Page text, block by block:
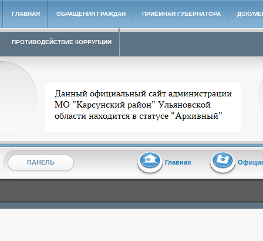
ГЛАВНАЯ ОБРАЩЕНИЯ ГРАЖДАН ПРИЕМНАЯ ГУБЕРНАТОРА
ПРОТИВОДЕЙСТВИЕ КОРРУПЦИИ
Архивный сайт администрации МО "Карсунский район"
ПАНЕЛЬ Главная